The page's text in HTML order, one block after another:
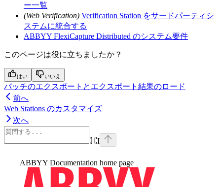
ー一覧
(Web Verification) Verification Station をサードパーティシ
ステムに統合する
ABBYY FlexiCapture Distributed のシステム要件
このページは役に立ちましたか？
はい いいえ
バッチのエクスポートとエクスポート結果のロード
前へ
Web Stations のカスタマイズ
次へ
⌘I
ABBYY Documentation home page